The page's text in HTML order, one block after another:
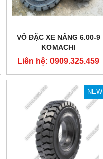
VỎ ĐẶC XE NÂNG 6.00-9
KOMACHI
Liên hệ: 0909.325.459
NEW